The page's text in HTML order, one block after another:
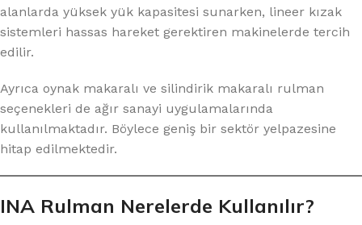
alanlarda yüksek yük kapasitesi sunarken, lineer kızak
sistemleri hassas hareket gerektiren makinelerde tercih
edilir.
Ayrıca oynak makaralı ve silindirik makaralı rulman
seçenekleri de ağır sanayi uygulamalarında
kullanılmaktadır. Böylece geniş bir sektör yelpazesine
hitap edilmektedir.
INA Rulman Nerelerde Kullanılır?